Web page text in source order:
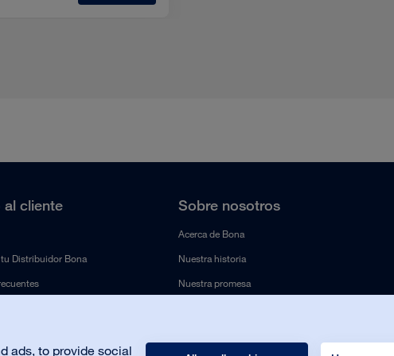
ads, to provide social
al cliente
Distribuidor Bona
Sobre nosotros
Acerca de Bona
Nuestra historia
Nuestra promesa